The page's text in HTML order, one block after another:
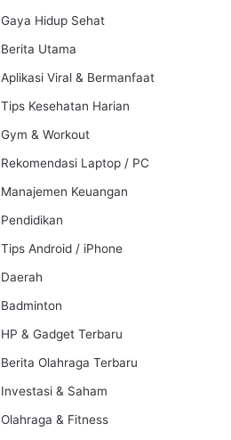
Gaya Hidup Sehat
Berita Utama
Aplikasi Viral & Bermanfaat
Tips Kesehatan Harian
Gym & Workout
Rekomendasi Laptop / PC
Manajemen Keuangan
Pendidikan
Tips Android / iPhone
Daerah
Badminton
HP & Gadget Terbaru
Berita Olahraga Terbaru
Investasi & Saham
Olahraga & Fitness